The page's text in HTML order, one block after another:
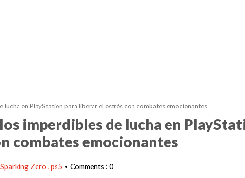
lucha en PlayStation para liberar el estrés con combates emocionantes
imperdibles de lucha en
combates emocionantes
Zero ps5 • Comments : 0